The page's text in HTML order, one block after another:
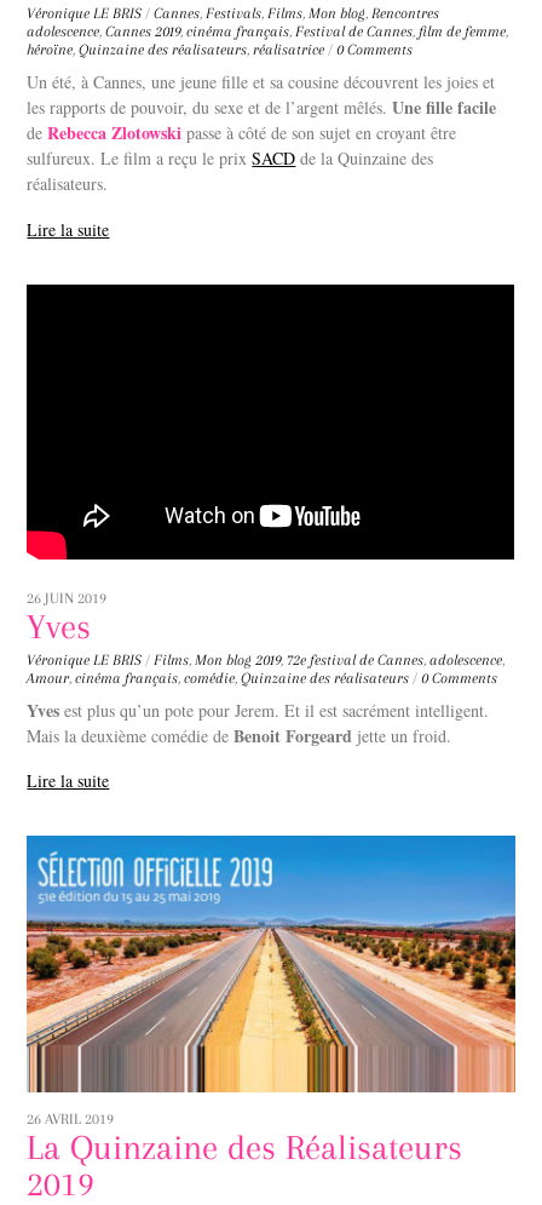
Véronique LE BRIS / Cannes,Festivals,Films,Mon blog,Rencontres
adolescence,Cannes 2019,cinéma français,Festival de Cannes, film de femme,
héroïne,Quinzaine des réalisateurs,réalisatrice / 0 Comments
Un été, à Cannes, une jeune fille et sa cousine découvrent les joies et
les rapports de pouvoir, du sexe et de l’argent mêlés. Une fille facile
deRebecca Zlotowski passe à côté de son sujet en croyant être
sulfureux. Le film a reçu le prixSACD de la Quinzaine des
réalisateurs.
Lire la suite
26 JUIN 2019
Yves
Véronique LE BRIS / Films, Mon blog 2019,72e festival de Cannes,adolescence,
Amour,cinéma français,comédie,Quinzaine des réalisateurs / 0 Comments
Yves est plus qu’un pote pour Jerem. Et il est sacrément intelligent.
Mais la deuxième comédie deBenoit Forgeard jette un froid.
Lire la suite
26 AVRIL 2019
La Quinzaine des Réalisateurs
2019